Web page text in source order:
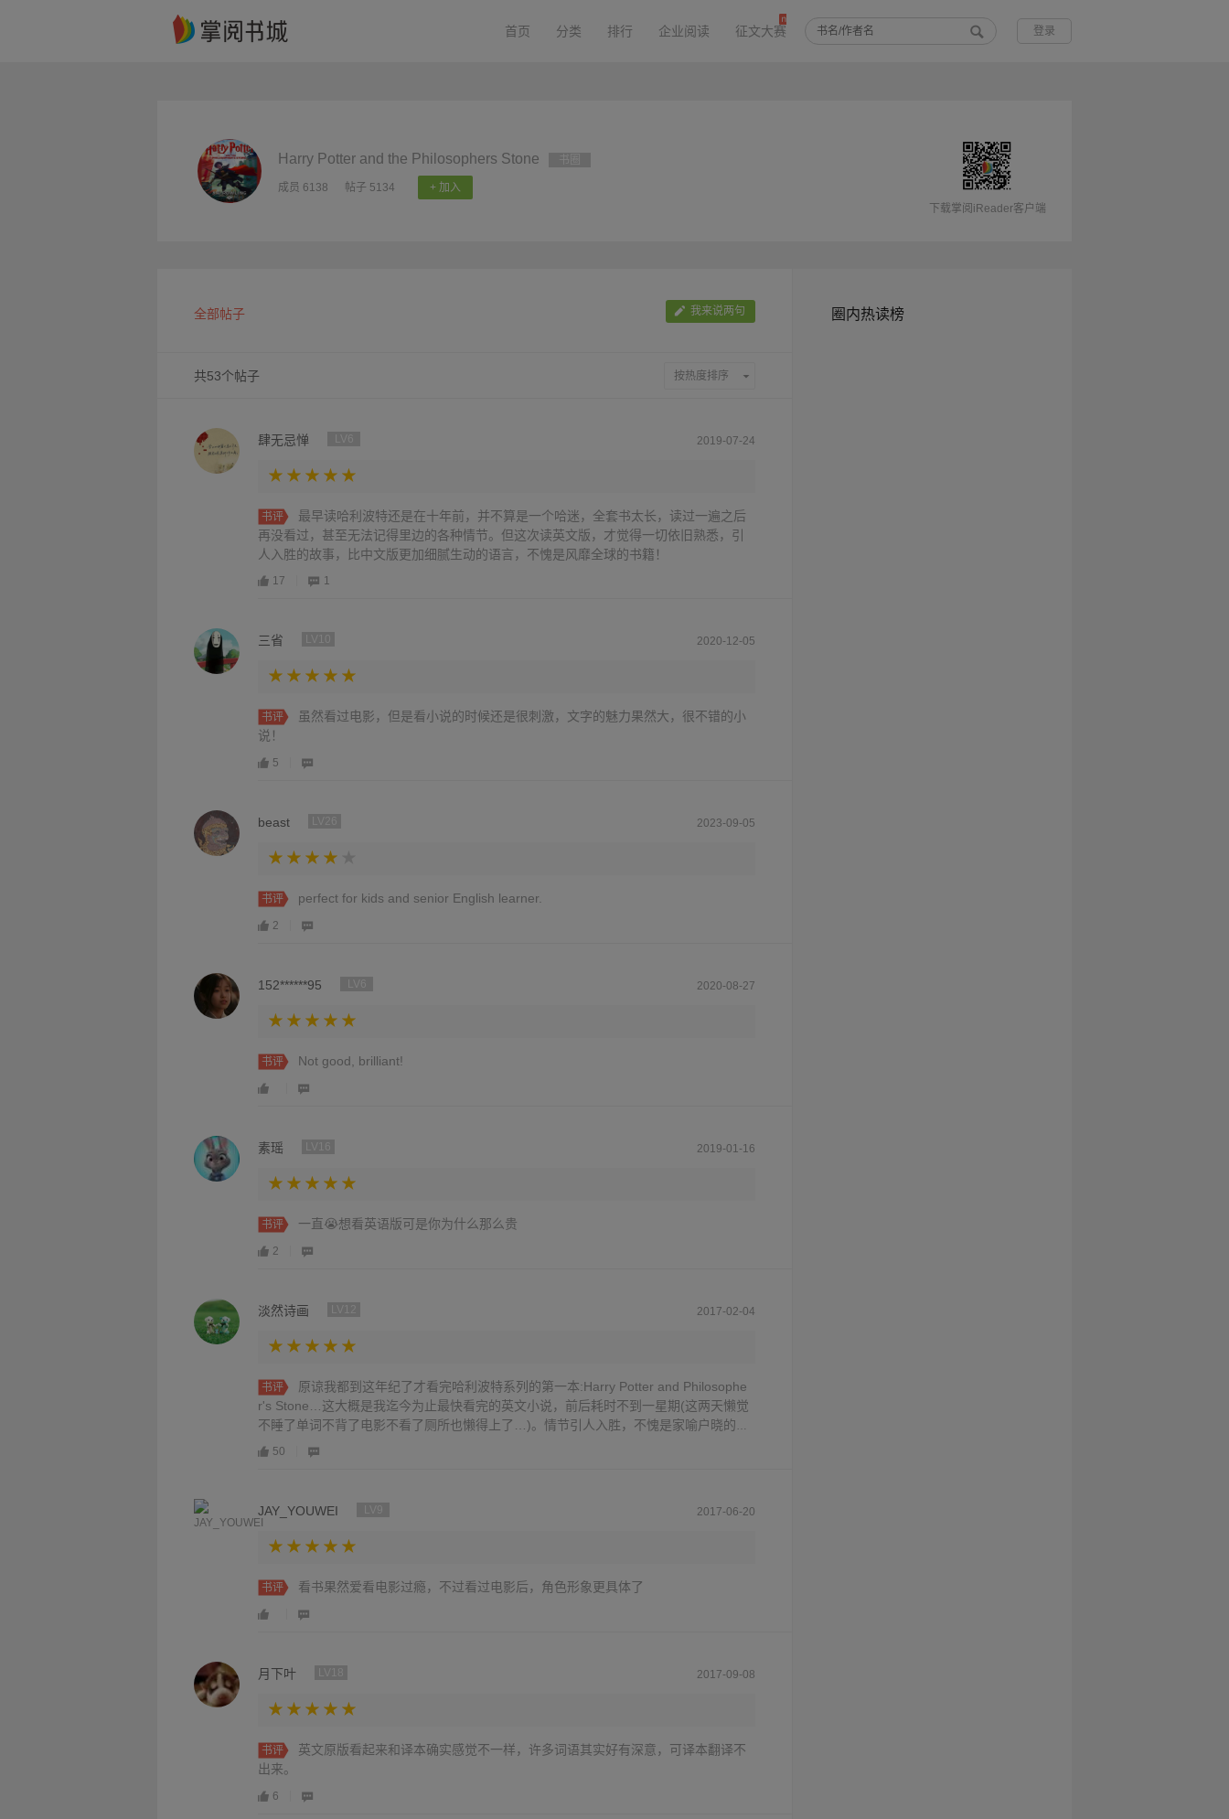
首页 分类 排行 企业阅读 征文大赛 登录
Harry Potter and the Philosophers Stone
成员 6138 帖子 5134
+ 加入
下载掌阅iReader客户端
全部帖子 我来说两句
共53个帖子 按热度排序
肆无忌惮 2019-07-24
书评
最早读哈利波特还是在十年前，并不算是一个哈迷，全套书太长，读过一遍之后
再没看过，甚至无法记得里边的各种情节。但这次读英文版，才觉得一切依旧熟悉，引
人入胜的故事，比中文版更加细腻生动的语言，不愧是风靡全球的书籍！
17 1
三省 2020-12-05
书评
虽然看过电影，但是看小说的时候还是很刺激，文字的魅力果然大，很不错的小
说！
5
beast 2023-09-05
书评 perfect for kids and senior English learner.
2
152******95 2020-08-27
书评 Not good, brilliant!
素瑶 2019-01-16
书评 一直😭想看英语版可是你为什么那么贵
2
淡然诗画 2017-02-04
书评
原谅我都到这年纪了才看完哈利波特系列的第一本:Harry Potter and Philosophe
r's Stone…这大概是我迄今为止最快看完的英文小说，前后耗时不到一星期(这两天懒觉
不睡了单词不背了电影不看了厕所也懒得上了…)。情节引人入胜，不愧是家喻户晓的神
作啊。勇敢的Harry、热情的Ron、机智的Hermione，这些形象想必早已成为奇幻故事的
50
JAY_YOUWEI 2017-06-20
书评 看书果然爱看电影过瘾，不过看过电影后，角色形象更具体了
月下叶 2017-09-08
书评
英文原版看起来和译本确实感觉不一样，许多词语其实好有深意，可译本翻译不
出来。
6
圈内热读榜